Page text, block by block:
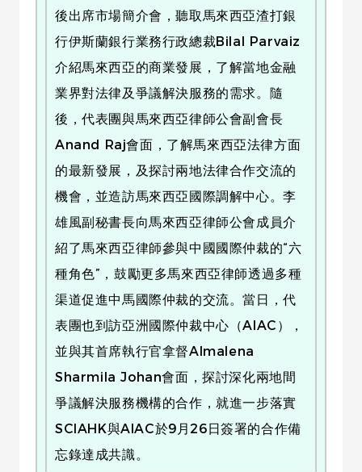
後出席市場簡介會，聽取馬來西亞渣打銀
行伊斯蘭銀行業務行政總裁Bilal Parvaiz
介紹馬來西亞的商業發展，了解當地金融
業界對法律及爭議解決服務的需求。隨
後，代表團與馬來西亞律師公會副會長
Anand Raj會面，了解馬來西亞法律方面
的最新發展，及探討兩地法律合作交流的
機會，並造訪馬來西亞國際調解中心。李
雄風副秘書長向馬來西亞律師公會成員介
紹了馬來西亞律師參與中國國際仲裁的“六
種角色”，鼓勵更多馬來西亞律師透過多種
渠道促進中馬國際仲裁的交流。當日，代
表團也到訪亞洲國際仲裁中心（AIAC），
並與其首席執行官拿督Almalena
Sharmila Johan會面，探討深化兩地間
爭議解決服務機構的合作，就進一步落實
SCIAHK與AIAC於9月26日簽署的合作備
忘錄達成共識。